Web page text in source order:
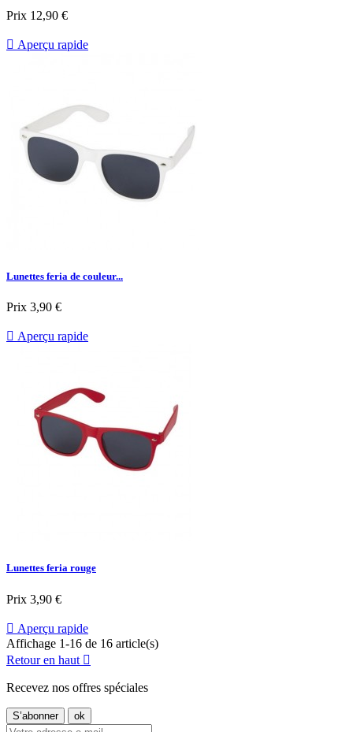
Prix 12,90 €
 Aperçu rapide
Lunettes feria de couleur...
Prix 3,90 €
 Aperçu rapide
Lunettes feria rouge
Prix 3,90 €
 Aperçu rapide
Affichage 1-16 de 16 article(s)
Retour en haut 
Recevez nos offres spéciales